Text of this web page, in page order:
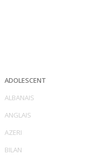
ADOLESCENT
ALBANAIS
ANGLAIS
AZERI
BILAN